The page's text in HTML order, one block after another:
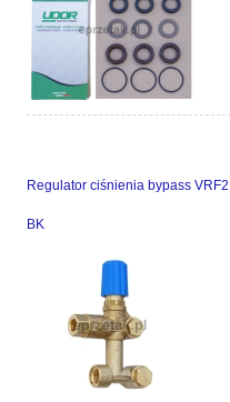
Regulator ciśnienia bypass
BK